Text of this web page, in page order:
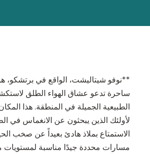
**نوفو شيتاليشت، الواقع في
ساحرة تدعو عشاق الهواء الطلق
الطبيعية الجميلة في المنطقة. هذا
لأولئك الذين يبحثون عن الانغماس في
الاستمتاع بملاذ هادئ بعيداً عن صخب
مسارات محددة جيدًا مناسبة لمستويات